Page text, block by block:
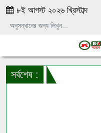
৮ই আগস্ট ২০২৬ খ্রিস্টাব্দ
সর্বশেষ :